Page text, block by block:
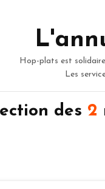
Hop-plats est
Les
des 2